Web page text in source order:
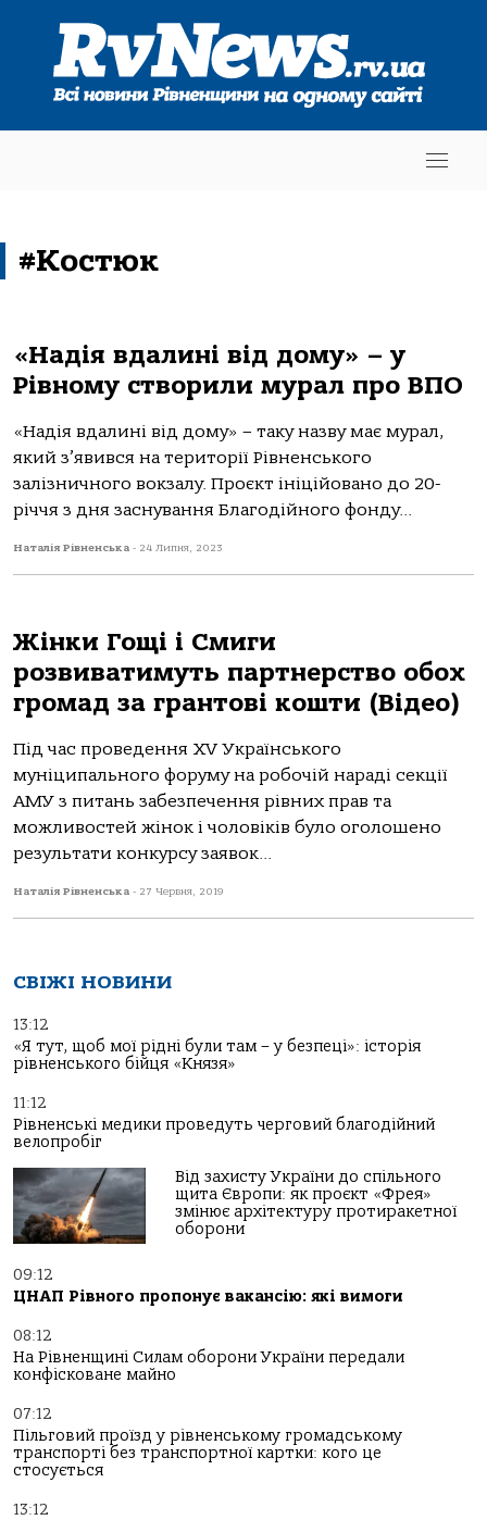
#Костюк
«Надія вдалині від дому» – у
Рівному створили мурал про ВПО
«Надія вдалині від дому» – таку назву має мурал,
який з’явився на території Рівненського
залізничного вокзалу. Проєкт ініційовано до 20-
річчя з дня заснування Благодійного фонду...
Наталія Рівненська - 24 Липня, 2023
Жінки Гощі і Смиги
розвиватимуть партнерство обох
громад за грантові кошти (Відео)
Під час проведення XV Українського
муніципального форуму на робочій нараді секції
АМУ з питань забезпечення рівних прав та
можливостей жінок і чоловіків було оголошено
результати конкурсу заявок...
Наталія Рівненська - 27 Червня, 2019
СВІЖІ НОВИНИ
13:12
«Я тут, щоб мої рідні були там – у безпеці»: історія
рівненського бійця «Князя»
11:12
Рівненські медики проведуть черговий благодійний
велопробіг
Від захисту України до спільного
щита Європи: як проєкт «Фрея»
змінює архітектуру протиракетної
оборони
09:12
ЦНАП Рівного пропонує вакансію: які вимоги
08:12
На Рівненщині Силам оборони України передали
конфісковане майно
07:12
Пільговий проїзд у рівненському громадському
транспорті без транспортної картки: кого це
стосується
13:12